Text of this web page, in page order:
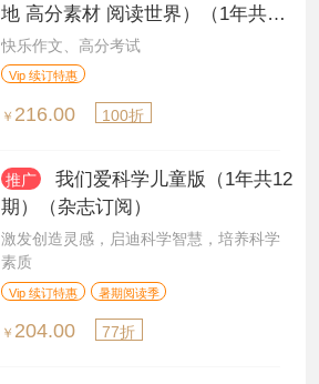
地 高分素材 阅读世界）（1年共36
期）（杂志订阅）
快乐作文、高分考试
Vip 续订特惠
￥ 216.00 100折
推广
我们爱科学儿童版（1年共12
期）（杂志订阅）
激发创造灵感，启迪科学智慧，培养科学
素质
Vip 续订特惠 暑期阅读季
￥ 204.00 77折